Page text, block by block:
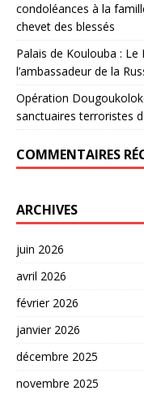
condoléances à la
chevet des blessés
Palais de Koulouba :
l’ambassadeur de la
Opération
sanctuaires terroristes
COMMENTAIRES
ARCHIVES
juin 2026
avril 2026
février 2026
janvier 2026
décembre 2025
novembre 2025